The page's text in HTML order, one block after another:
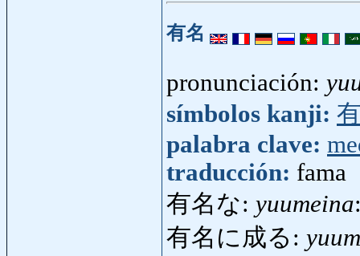
有名
pronunciación:
símbolos kanji:
palabra clave:
traducción: fama
有名な: yuumeina
有名に成る: